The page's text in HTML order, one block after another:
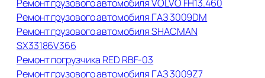
Ремонт грузового автомобиля VOLVO FH13.460
Ремонт грузового автомобиля ГАЗ 3009DM
Ремонт грузового автомобиля SHACMAN
SX33186V366
Ремонт погрузчика RED RBF-03
Ремонт грузового автомобиля ГАЗ 3009Z7